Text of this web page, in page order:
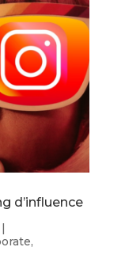
d’influence
,